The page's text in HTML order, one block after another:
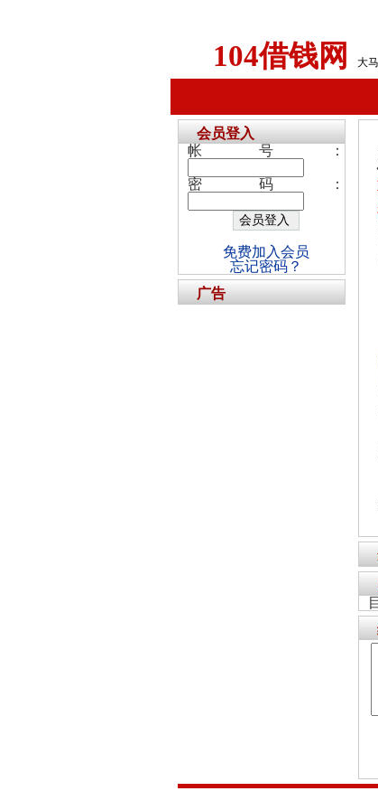
104借钱网 大
会员登入
帐号：
密码：
免费加入会员
忘记密码？
广告